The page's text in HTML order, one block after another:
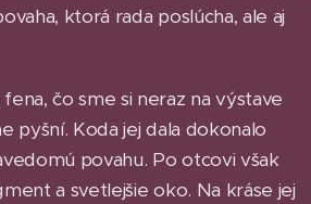
ktorá rada poslúcha, ale aj
čo sme si neraz na výstave
pyšní. Koda jej dala dokonalo
povahu. Po otcovi však
a svetlejšie oko. Na kráse jej